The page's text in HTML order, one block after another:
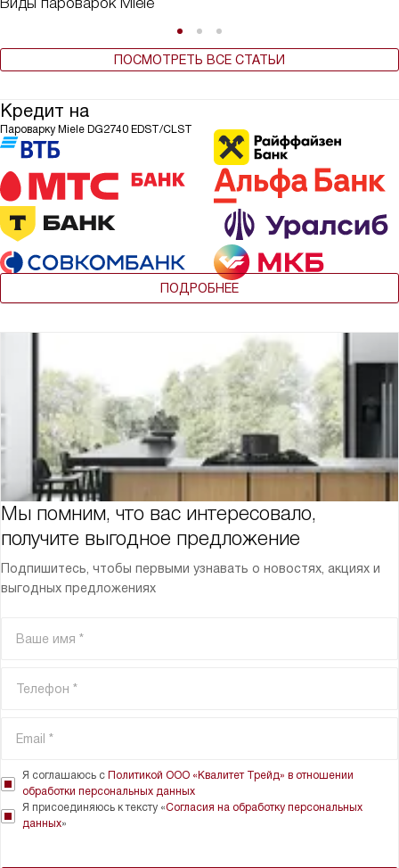
ПОСМОТРЕТЬ ВСЕ СТАТЬИ
Кредит на
Пароварку Miele DG2740 EDST/CLST
ПОДРОБНЕЕ
Мы помним, что вас интересовало,
получите выгодное предложение
Подпишитесь, чтобы первыми узнавать о новостях, акциях и
выгодных предложениях
Я соглашаюсь с Политикой ООО «Квалитет Трейд» в отношении
обработки персональных данных
Я присоединяюсь к тексту «Согласия на обработку персональных
данных»